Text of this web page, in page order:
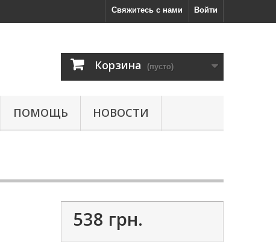
Войти
Свяжитесь с нами
Корзина (пусто)
ПОМОЩЬ НОВОСТИ
538 грн.